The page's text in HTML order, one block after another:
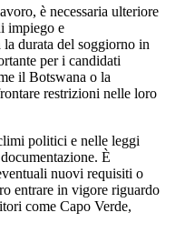
è necessaria ulteriore
impiego e
la durata del soggiorno in
per i candidati
il Botswana o la
restrizioni nelle loro
politici e nelle leggi
È
nuovi requisiti o
entrare in vigore riguardo
come Capo Verde,